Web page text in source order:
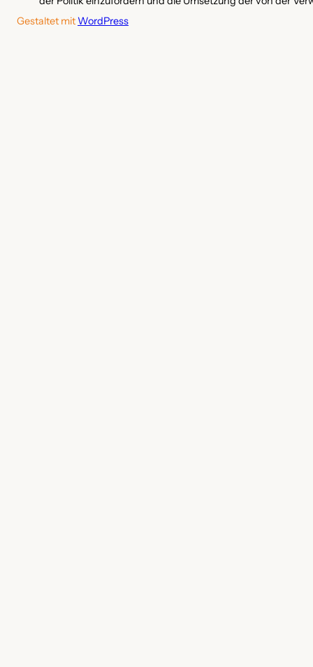
Gestaltet mit WordPress